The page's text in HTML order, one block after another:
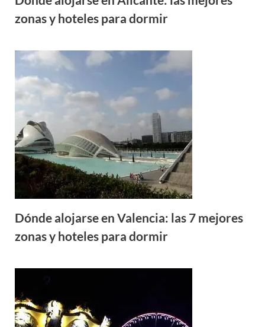
zonas y hoteles para dormir
Dónde alojarse en Valencia: las 7 mejores
zonas y hoteles para dormir